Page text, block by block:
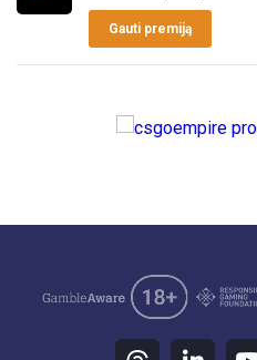
Gauti premiją